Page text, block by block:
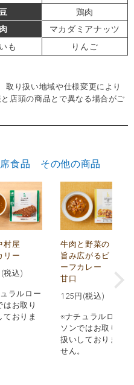
鶏肉
マカダミアナッツ
も
りんご
取り扱い地域や仕様変更により
店頭の商品とで異なる場合がご
席食品 その他の商品
村屋
リー
(税込)
ラルロー
はお取り
ておりま
牛肉と野菜の
旨み広がるビ
ーフカレー
甘口
125 円(税込)
※ナチュラルロー
ソンではお取り
扱いしておりま
せん。